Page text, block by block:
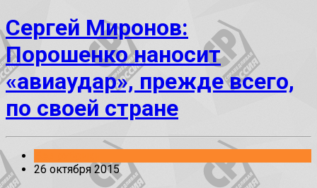
Сергей Миронов:
Порошенко наносит
«авиаудар», прежде всего,
по своей стране
26 октября 2015